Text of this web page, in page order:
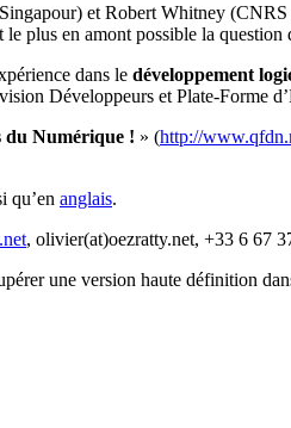
et Robert Whitney
plus en amont possible la
dans le développement
Développeurs et Plate-Forme
du Numérique ! » (http://
qu’en anglais.
, olivier(at)oezratty.net, +33 6 67
une version haute définition